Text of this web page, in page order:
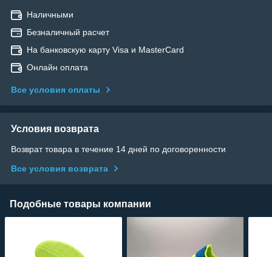
Наличными
Безналичный расчет
На банковскую карту Visa и MasterCard
Онлайн оплата
Все условия оплаты
Условия возврата
Возврат товара в течение 14 дней по договоренности
Все условия возврата
Подобные товары компании